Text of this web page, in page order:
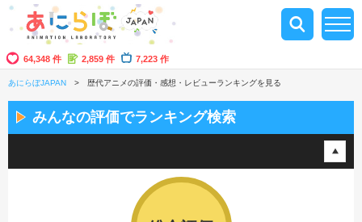
64,348 件 2,859 件 7,223 作
あにらぼJAPAN 歴代アニメの評価・感想・レビューランキングを見る
みんなの評価でランキング検索